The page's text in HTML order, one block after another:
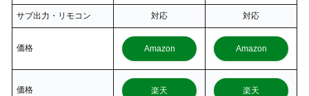
サブ出力・リモコン 対応 対応
価格 Amazon Amazon
価格 楽天 楽天